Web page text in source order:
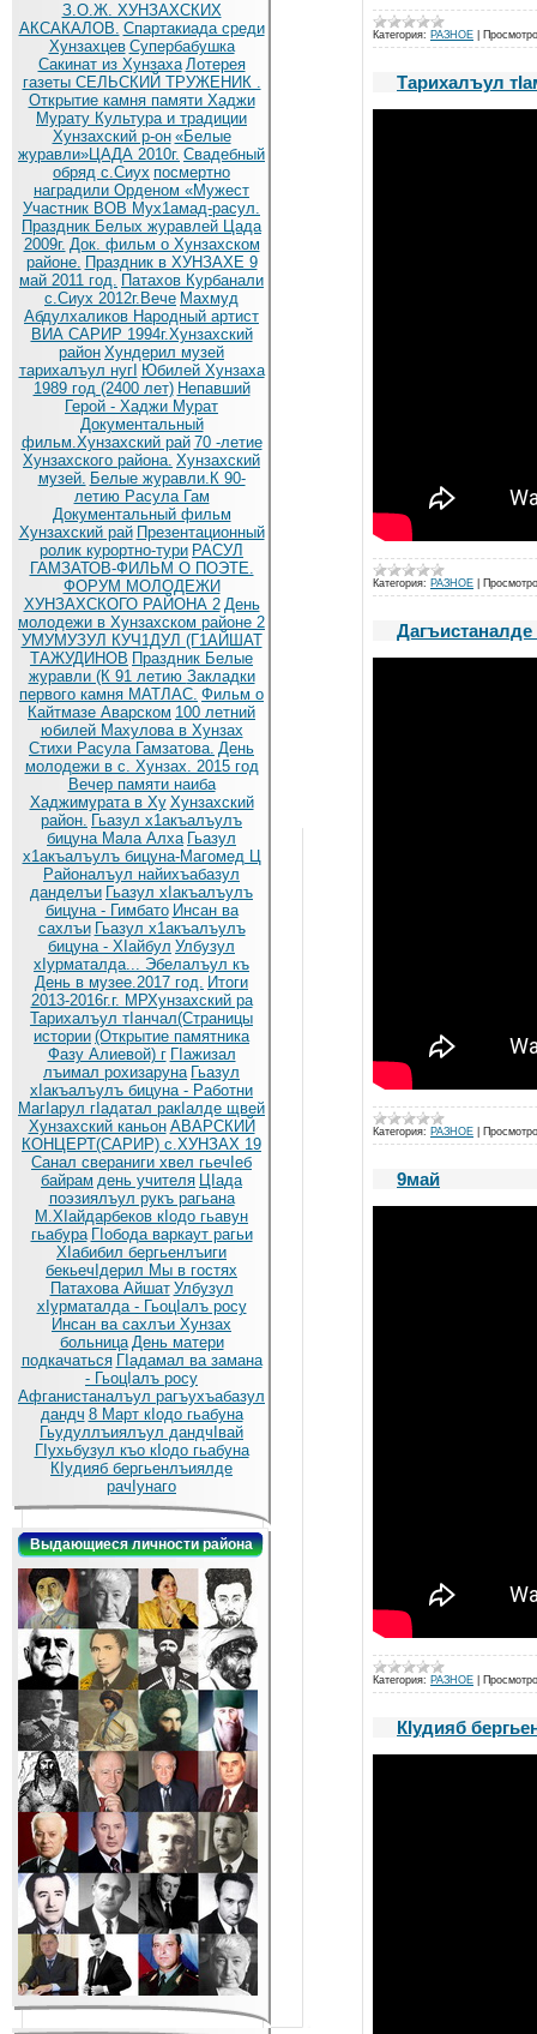
З.О.Ж. ХУНЗАХСКИХ
АКСАКАЛОВ. Спартакиада среди
Хунзахцев Супербабушка
Сакинат из Хунзаха Лотерея
газеты СЕЛЬСКИЙ ТРУЖЕНИК .
Открытие камня памяти Хаджи
Мурату Культура и традиции
Хунзахский р-он «Белые
журавли»ЦАДА 2010г. Cвадебный
обряд c.Сиух посмертно
наградили Орденом «Мужест
Участник ВОВ Мух1амад-расул.
Праздник Белых журавлей Цада
2009г. Док. фильм о Хунзахском
районе. Праздник в ХУНЗАХЕ 9
май 2011 год. Патахов Курбанали
с.Сиух 2012г.Вече Махмуд
Абдулхаликов Народный артист
ВИА САРИР 1994г.Хунзахский
район Хундерил музей
тарихалъул нугI Юбилей Хунзаха
1989 год (2400 лет) Непавший
Герой - Хаджи Мурат
Документальный
фильм.Хунзахский рай 70 -летие
Хунзахского района. Хунзахский
музей. Белые журавли.К 90-
летию Расула Гам
Документальный фильм
Хунзахский рай Презентационный
ролик курортно-тури РАСУЛ
ГАМЗАТОВ-ФИЛЬМ О ПОЭТЕ.
ФОРУМ МОЛОДЕЖИ
ХУНЗАХСКОГО РАЙОНА 2 День
молодежи в Хунзахском районе 2
УМУМУЗУЛ КУЧ1ДУЛ (Г1АЙШАТ
ТАЖУДИНОВ Праздник Белые
журавли (К 91 летию Закладки
первого камня МАТЛАС. Фильм о
Кайтмазе Аварском 100 летний
юбилей Махулова в Хунзах
Стихи Расула Гамзатова. День
молодежи в с. Хунзах. 2015 год
Вечер памяти наиба
Хаджимурата в Ху Хунзахский
район. Гьазул х1акъалъулъ
бицуна Мала Алха Гьазул
х1акъалъулъ бицуна-Магомед Ц
Районалъул найихъабазул
данделъи Гьазул хIакъалъулъ
бицуна - Гимбато Инсан ва
сахлъи Гьазул х1акъалъулъ
бицуна - ХIайбул Улбузул
хIурматалда... Эбелалъул къ
День в музее.2017 год. Итоги
2013-2016г.г. МРХунзахский ра
Тарихалъул тIанчал(Страницы
истории (Открытие памятника
Фазу Алиевой) г ГIажизал
лъимал рохизаруна Гьазул
хIакъалъулъ бицуна - Работни
МагIарул гIадатал ракIалде щвей
Хунзахский каньон АВАРСКИЙ
КОНЦЕРТ(САРИР) с.ХУНЗАХ 19
Санал свераниги хвел гьечIеб
байрам день учителя ЦIада
поэзиялъул рукъ рагьана
М.ХIайдарбеков кIодо гьавун
гьабура ГIобода варкаут рагьи
ХIабибил бергьенлъиги
бекьечIдерил Мы в гостях
Патахова Айшат Улбузул
хIурматалда - ГьоцIалъ росу
Инсан ва сахлъи Хунзах
больница День матери
подкачаться ГIадамал ва замана
- ГьоцIалъ росу
Афганистаналъул рагъухъабазул
дандч 8 Март кIодо гьабуна
Гьудуллъиялъул дандчIвай
ГIухьбузул къо кIодо гьабуна
КIудияб бергьенлъиялде
рачIунаго
Выдающиеся личности района
Категория: РАЗНОЕ
Тарихалъул
Категория: РАЗНОЕ
Дагъистаналде
Категория: РАЗНОЕ
9май
Категория: РАЗНОЕ
КIудияб